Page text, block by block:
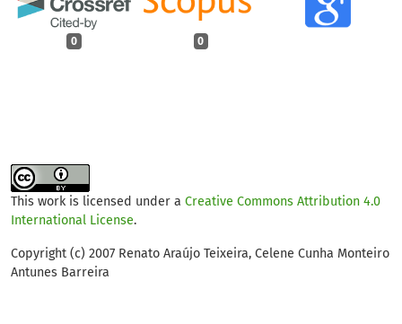
0 0
This work is licensed under a Creative Commons Attribution 4.0
International License.
Copyright (c) 2007 Renato Araújo Teixeira, Celene Cunha Monteiro
Antunes Barreira